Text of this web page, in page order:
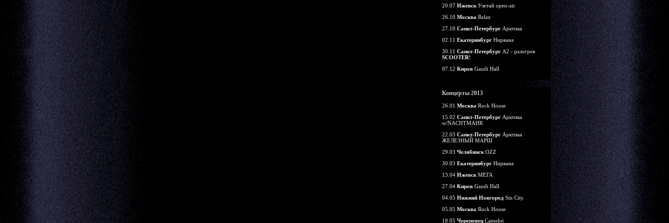
20.07 Ижевск Улетай open-air
26.10 Москва Relax
27.10 Санкт-Петербург Арктика
02.11 Екатеринбург Нирвана
30.11 Санкт-Петербург А2 - разогрев
SCOOTER!
07.12 Киров Gaudi Hall
Концерты 2013
26.01 Москва Rock House
15.02 Санкт-Петербург Арктика
w/NACHTMAHR
22.03 Санкт-Петербург Арктика
ЖЕЛЕЗНЫЙ МАРШ
29.03 Челябинск OZZ
30.03 Екатеринбург Нирвана
13.04 Ижевск МЕГА
27.04 Киров Gaudi Hall
04.05 Нижний Новгород Sin City
05.05 Москва Rock House
18.05 Череповец Camelot